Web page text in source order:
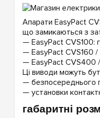
Апарати EasyPact
що замикаються з
— EasyPact CVS100:
— EasyPact CVS160 /
— EasyPact CVS400 /
Ці виводи можуть
— безпосереднього
— установки
габаритні